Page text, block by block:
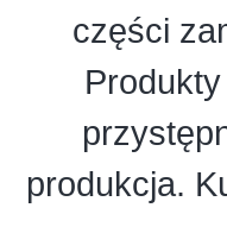
części
produkcja.